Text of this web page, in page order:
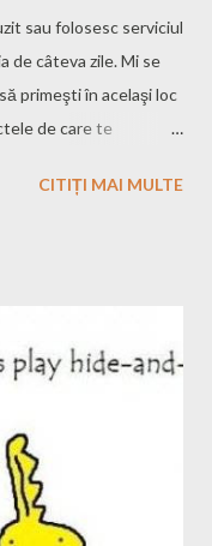
sau folosesc serviciul
de câteva zile. Mi se
primeşti în acelaşi loc
de care te
se pot introduce orice
CITIȚI MAI MULTE